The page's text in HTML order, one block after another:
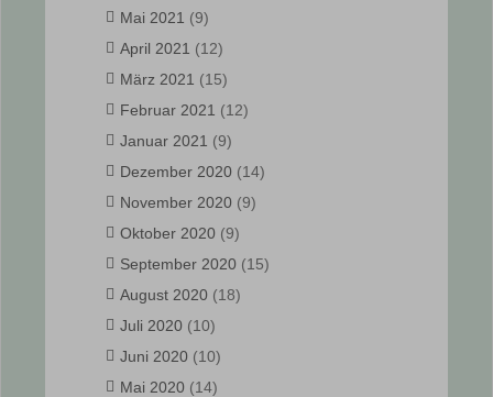
Mai 2021 (9)
April 2021 (12)
März 2021 (15)
Februar 2021 (12)
Januar 2021 (9)
Dezember 2020 (14)
November 2020 (9)
Oktober 2020 (9)
September 2020 (15)
August 2020 (18)
Juli 2020 (10)
Juni 2020 (10)
Mai 2020 (14)